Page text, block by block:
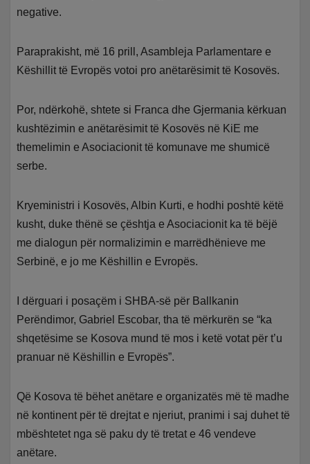
negative.
Paraprakisht, më 16 prill, Asambleja Parlamentare e
Këshillit të Evropës votoi pro anëtarësimit të Kosovës.
Por, ndërkohë, shtete si Franca dhe Gjermania kërkuan
kushtëzimin e anëtarësimit të Kosovës në KiE me
themelimin e Asociacionit të komunave me shumicë
serbe.
Kryeministri i Kosovës, Albin Kurti, e hodhi poshtë këtë
kusht, duke thënë se çështja e Asociacionit ka të bëjë
me dialogun për normalizimin e marrëdhënieve me
Serbinë, e jo me Këshillin e Evropës.
I dërguari i posaçëm i SHBA-së për Ballkanin
Perëndimor, Gabriel Escobar, tha të mërkurën se “ka
shqetësime se Kosova mund të mos i ketë votat për t’u
pranuar në Këshillin e Evropës”.
Që Kosova të bëhet anëtare e organizatës më të madhe
në kontinent për të drejtat e njeriut, pranimi i saj duhet të
mbështetet nga së paku dy të tretat e 46 vendeve
anëtare.